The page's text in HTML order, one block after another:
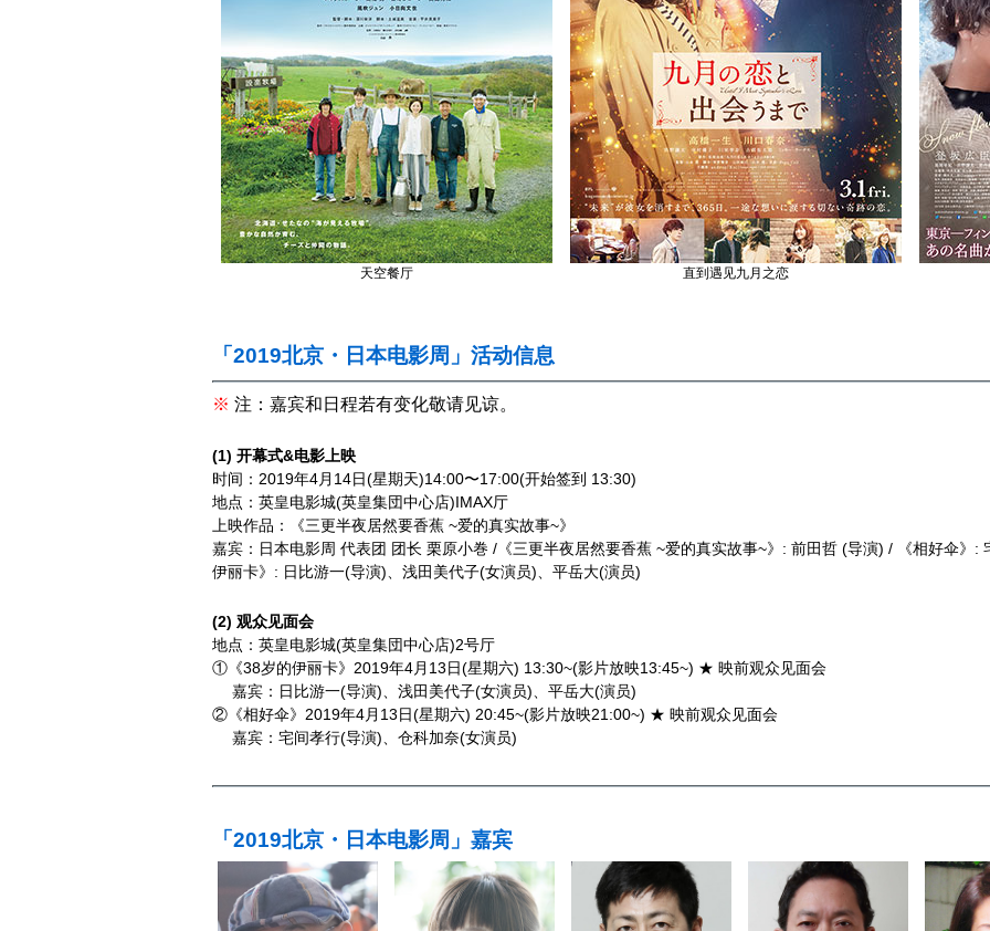
天空餐厅 直到遇见九月之恋
「2019北京・日本电影周」活动信息
※ 注：嘉宾和日程若有变化敬请见谅。
(1) 开幕式&电影上映
时间：2019年4月14日(星期天)14:00〜17:00(开始签到 13:30)
地点：英皇电影城(英皇集団中心店)IMAX厅
上映作品：《三更半夜居然要香蕉 ~爱的真实故事~》
嘉宾：日本电影周 代表团 团长 栗原小巻 /《三更半夜居然要香蕉 ~爱的真实故事~》: 前田哲 (导演) / 《相好伞》
伊丽卡》: 日比游一(导演)、浅田美代子(女演员)、平岳大(演员)
(2) 观众见面会
地点：英皇电影城(英皇集団中心店)2号厅
①《38岁的伊丽卡》2019年4月13日(星期六) 13:30~(影片放映13:45~) ★ 映前观众见面会
嘉宾：日比游一(导演)、浅田美代子(女演员)、平岳大(演员)
②《相好伞》2019年4月13日(星期六) 20:45~(影片放映21:00~) ★ 映前观众见面会
嘉宾：宅间孝行(导演)、仓科加奈(女演员)
「2019北京・日本电影周」嘉宾